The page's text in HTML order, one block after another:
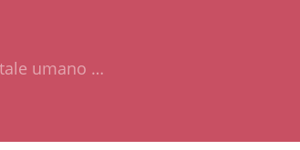
umano …